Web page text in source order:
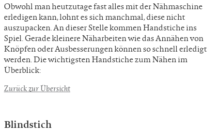
Obwohl man heutzutage fast alles mit der Nähmaschine
erledigen kann, lohnt es sich manchmal, diese nicht
auszupacken. An dieser Stelle kommen Handstiche ins
Spiel. Gerade kleinere Näharbeiten wie das Annähen von
Knöpfen oder Ausbesserungen können so schnell erledigt
werden. Die wichtigsten Handstiche zum Nähen im
Überblick:
Zurück zur Übersicht
Blindstich